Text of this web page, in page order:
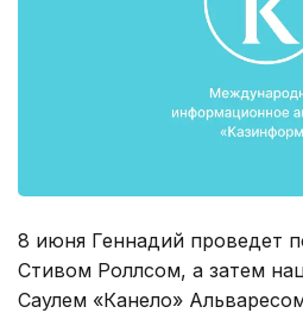
8 июня Геннадий проведет
Стивом Роллсом, а затем
Саулем «Канело»